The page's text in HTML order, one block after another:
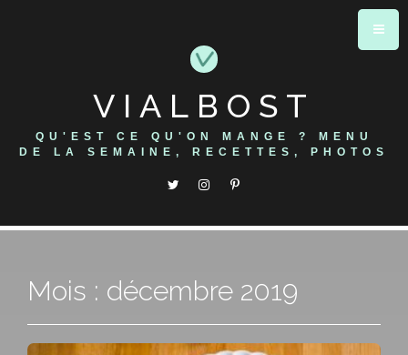
VIALBOST
QU'EST CE QU'ON MANGE ? MENU
DE LA SEMAINE, RECETTES, PHOTOS
Mois : décembre 2019